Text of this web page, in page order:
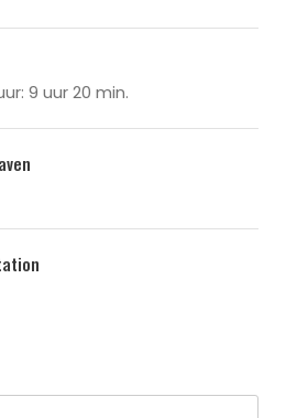
9 uur 20 min.